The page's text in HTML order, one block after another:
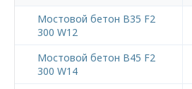
Мостовой бетон В35 F2
300 W12
Мостовой бетон В45 F2
300 W14